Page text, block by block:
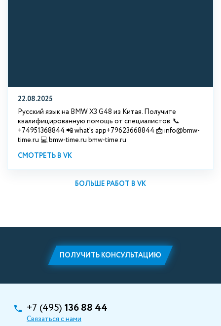
22.08.2025
Русский язык на BMW X3 G48 из Китая. Получите
квалифицированную помощь от специалистов. 📞
+74951368844 📲 what's app+79623668844 📩 info@bmw-
time.ru 💻 bmw-time.ru bmw-time.ru
СМОТРЕТЬ В VK
БОЛЬШЕ РАБОТ В VK
ПОЛУЧИТЬ КОНСУЛЬТАЦИЮ
+7 (495) 136 88 44
Связаться с нами